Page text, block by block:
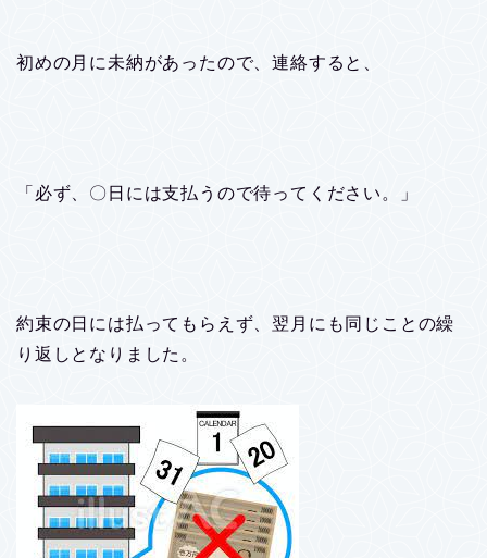
初めの月に未納があったので、連絡すると、
「必ず、〇日には支払うので待ってください。」
約束の日には払ってもらえず、翌月にも同じことの繰
り返しとなりました。